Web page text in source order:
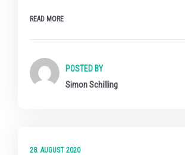
READ MORE
POSTED BY
Simon Schilling
28. AUGUST 2020